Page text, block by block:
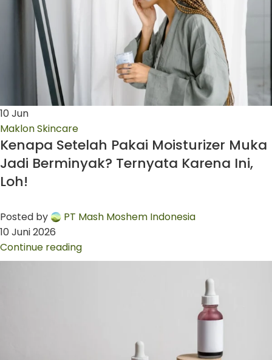
10Jun
Maklon Skincare
Kenapa Setelah Pakai Moisturizer Muka
Jadi Berminyak? Ternyata Karena Ini,
Loh!
Posted by
PT Mash Moshem Indonesia
10 Juni 2026
Continue reading